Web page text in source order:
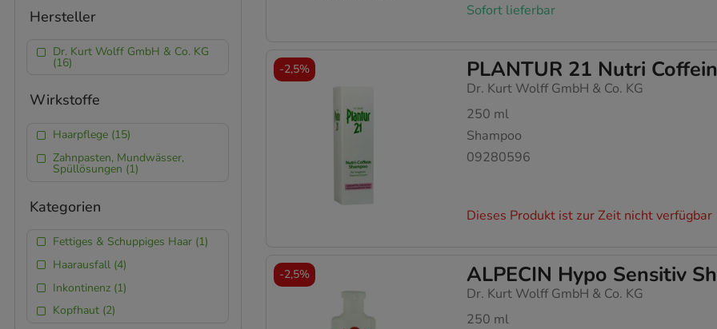
Sofort lieferbar
PLANTUR 21 Nutri
Dr. Kurt Wolff GmbH & Co. KG
250 ml
Shampoo
09280596
Dieses Produkt ist zur Zeit nicht verfügbar
-2,5%
ALPECIN Hypo Sensitiv
Dr. Kurt Wolff GmbH & Co. KG
250 ml
-2,5%
Hersteller
Dr. Kurt Wolff GmbH & Co. KG
(16)
Wirkstoffe
Haarpflege (15)
Zahnpasten, Mundwässer,
Spüllösungen (1)
Kategorien
Fettiges & Schuppiges Haar (1)
Haarausfall (4)
Inkontinenz (1)
Kopfhaut (2)